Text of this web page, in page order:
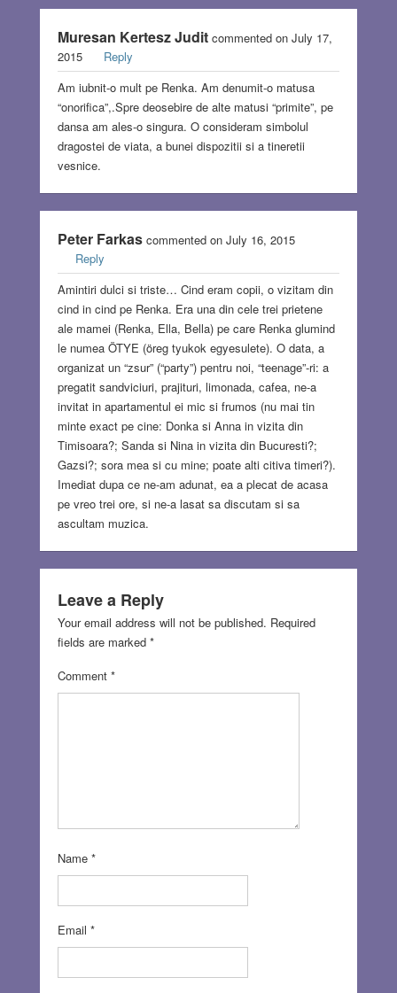
Muresan Kertesz Juditcommented on July 17,
2015
Reply
Am iubnit-o mult pe Renka. Am denumit-o matusa
“onorifica”,.Spre deosebire de alte matusi “primite”, pe
dansa am ales-o singura. O consideram simbolul
dragostei de viata, a bunei dispozitii si a tineretii
vesnice.
Peter Farkascommented on July 16, 2015
Reply
Amintiri dulci si triste… Cind eram copii, o vizitam din
cind in cind pe Renka. Era una din cele trei prietene
ale mamei (Renka, Ella, Bella) pe care Renka glumind
le numea ÖTYE (öreg tyukok egyesulete). O data, a
organizat un “zsur” (“party”) pentru noi, “teenage”-ri: a
pregatit sandviciuri, prajituri, limonada, cafea, ne-a
invitat in apartamentul ei mic si frumos (nu mai tin
minte exact pe cine: Donka si Anna in vizita din
Timisoara?; Sanda si Nina in vizita din Bucuresti?;
Gazsi?; sora mea si cu mine; poate alti citiva timeri?).
Imediat dupa ce ne-am adunat, ea a plecat de acasa
pe vreo trei ore, si ne-a lasat sa discutam si sa
ascultam muzica.
Leave a Reply
Your email address will not be published. Required
fields are marked *
Comment *
Name *
Email *